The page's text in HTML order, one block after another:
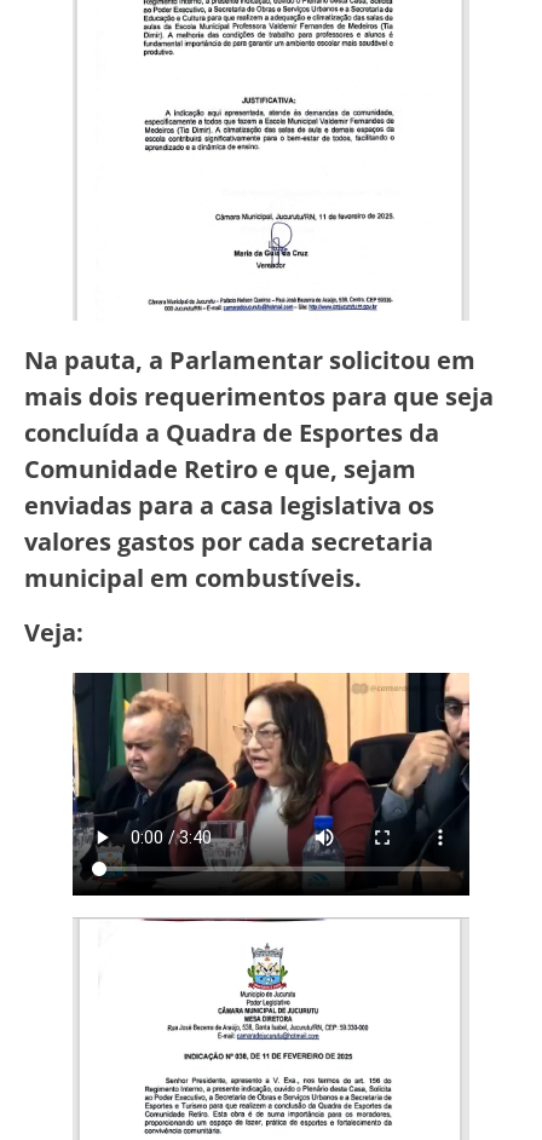
Na pauta, a Parlamentar solicitou em
mais dois requerimentos para que seja
concluída a Quadra de Esportes da
Comunidade Retiro e que, sejam
enviadas para a casa legislativa os
valores gastos por cada secretaria
municipal em combustíveis.
Veja: